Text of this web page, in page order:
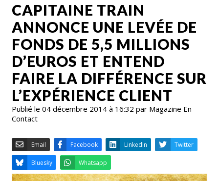
CAPITAINE TRAIN
ANNONCE UNE LEVÉE DE
FONDS DE 5,5 MILLIONS
D’EUROS ET ENTEND
FAIRE LA DIFFÉRENCE SUR
L’EXPÉRIENCE CLIENT
Publié le 04 décembre 2014 à 16:32 par Magazine En-
Contact